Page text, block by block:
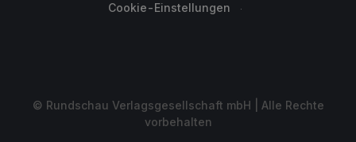
Cookie-Einstellungen
© Rundschau Verlagsgesellschaft mbH | Alle Rechte
vorbehalten